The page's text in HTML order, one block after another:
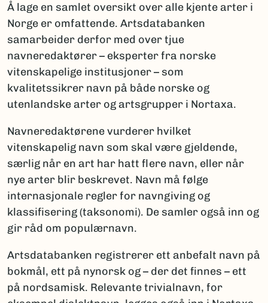
Å lage en samlet oversikt over alle kjente arter i
Norge er omfattende. Artsdatabanken
samarbeider derfor med over tjue
navneredaktører – eksperter fra norske
vitenskapelige institusjoner – som
kvalitetssikrer navn på både norske og
utenlandske arter og artsgrupper i Nortaxa.
Navneredaktørene vurderer hvilket
vitenskapelig navn som skal være gjeldende,
særlig når en art har hatt flere navn, eller når
nye arter blir beskrevet. Navn må følge
internasjonale regler for navngiving og
klassifisering (taksonomi). De samler også inn og
gir råd om populærnavn.
Artsdatabanken registrerer ett anbefalt navn på
bokmål, ett på nynorsk og – der det finnes – ett
på nordsamisk. Relevante trivialnavn, for